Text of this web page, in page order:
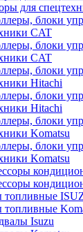
для
блоки
CAT
блоки
CAT
блоки
Hitachi
блоки
Hitachi
блоки
Komatsu
блоки
Komatsu
топливные
топливные
Isuzu